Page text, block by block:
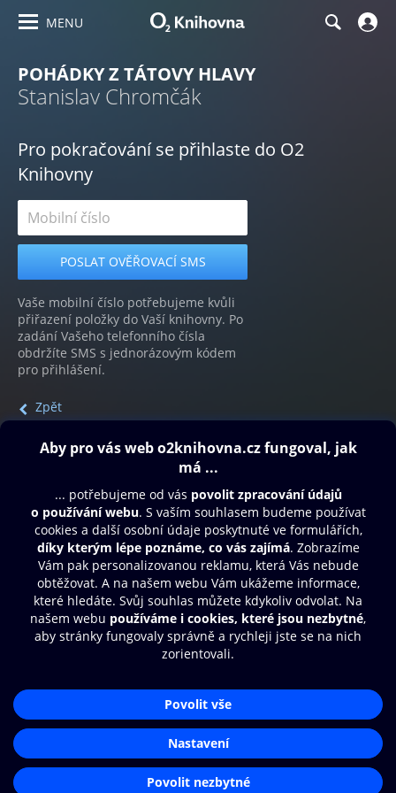
MENU
POHÁDKY Z TÁTOVY HLAVY
Stanislav Chromčák
Pro pokračování se přihlaste do O2
Knihovny
Vaše mobilní číslo potřebujeme kvůli
přiřazení položky do Vaší knihovny. Po
zadání Vašeho telefonního čísla
obdržíte SMS s jednorázovým kódem
pro přihlášení.
Zpět
Obsah ke stažení
Moje O2 Knihovna
Další zábava
© O2 Czech Republic a.s.
Přístupnost
Zásady zpracování osobních údajů
Nastavení cookies
Aplikace O2 Knihovna
Čti a poslouchej své e-knihy a
audioknihy rychleji a pohodlněji.